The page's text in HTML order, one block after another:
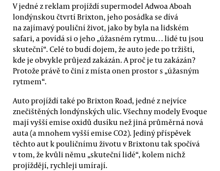
V jedné z reklam projíždí supermodel Adwoa Aboah
londýnskou čtvrtí Brixton, jeho posádka se dívá
na zajímavý pouliční život, jako by byla na lidském
safari, a povídá si o jeho „úžasném rytmu… lidé tu jsou
skuteční“. Celé to budí dojem, že auto jede po tržišti,
kde je obvykle průjezd zakázán. A proč je tu zakázán?
Protože právě to činí z místa onen prostor s „úžasným
rytmem“.
Auto projíždí také po Brixton Road, jedné z nejvíce
znečištěných londýnských ulic. Všechny modely Evoque
mají vyšší emise oxidů dusíku než jiná průměrná nová
auta (a mnohem vyšší emise CO2). Jediný příspěvek
těchto aut k pouličnímu životu v Brixtonu tak spočívá
v tom, že kvůli němu „skuteční lidé“, kolem nichž
projíždějí, rychleji umírají.